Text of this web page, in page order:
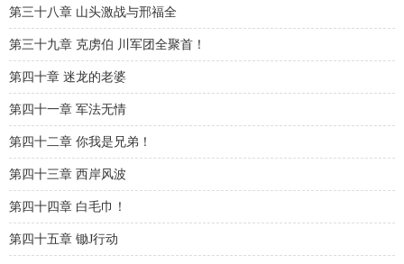
第三十八章 山头激战与邢福全
第三十九章 克虏伯 川军团全聚首！
第四十章 迷龙的老婆
第四十一章 军法无情
第四十二章 你我是兄弟！
第四十三章 西岸风波
第四十四章 白毛巾！
第四十五章 锄J行动